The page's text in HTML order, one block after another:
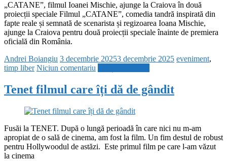
„CATANE”, filmul Ioanei Mischie, ajunge la Craiova în două
proiecții speciale Filmul „CATANE”, comedia tandră inspirată din
fapte reale și semnată de scenarista și regizoarea Ioana Mischie,
ajunge la Craiova pentru două proiecții speciale înainte de premiera
oficială din România.
Andrei Boiangiu 3 decembrie 20253 decembrie 2025 eveniment,
timp liber Niciun comentariu
Tenet filmul care îți dă de gândit
Fusăi la TENET. După o lungă perioadă în care nici nu m-am
apropiat de o sală de cinema, am fost la film. Un fim destul de robust
pentru Hollywoodul de astăzi. Este primul film pe care l-am văzut
la cinema